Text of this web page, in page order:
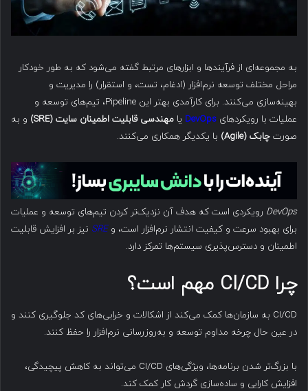
به مجموعه‌ای از فرآیندها و ابزارهای مرتبط گفته می‌شود که به طور خودکار
مراحل مختلف توسعه نرم‌افزار (ادغام، تست، و استقرار) را مدیریت و
بهینه‌سازی می‌کنند. برای کارآمدی بهتر این Pipeline، تیم‌های توسعه و
عملیات با رویکردهای DevOps یا مهندسی قابلیت اطمینان سایت (SRE)
و به
صورت چابک (Agile) با یکدیگر همکاری می‌کنند.
DevOps رویکردی است که هدف آن نزدیک‌تر کردن تیم‌های توسعه و عملیات
برای بهبود سرعت و کیفیت انتشار نرم‌افزار است، وSRE نیز بر افزایش قابلیت
اطمینان و دسترس‌پذیری سیستم‌ها تمرکز دارد.
چرا CI/CD مهم است؟
CI/CD به سازمان‌ها کمک می‌کند از اشکالات و خرابی‌های کد جلوگیری کنند و
در عین حال چرخه مداوم توسعه و به‌روزرسانی نرم‌افزار را حفظ کنند.
با بزرگ‌تر شدن برنامه‌ها، ویژگی‌های CI/CD می‌تواند به کاهش پیچیدگی،
افزایش کارایی و ساده‌سازی گردش کار کمک کند.